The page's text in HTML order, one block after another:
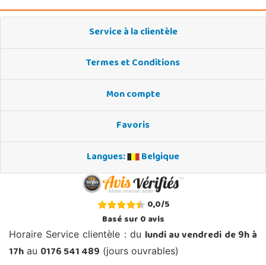
Service à la clientèle
Termes et Conditions
Mon compte
Favoris
Langues:
Belgique
0,0/5
Basé sur0avis
Horaire Service clientèle : du lundi au vendredi de 9h à
17h au 0176 541 489 (jours ouvrables)